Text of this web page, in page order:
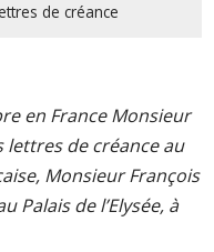
de créance
en France Monsieur
lettres de créance au
Monsieur François
Palais de l’Elysée, à